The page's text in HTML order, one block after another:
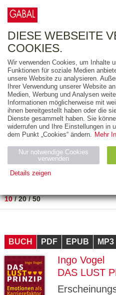
FREITEXT
AUSGABEART
AUS DER REIHE
ZUM THEMA
Neuerscheinung
PREIS
10/20/50
BUCH PDF EPUB MP3
Ingo Vogel
DAS LUST
DIESE WEBSEITE
COOKIES.
Wir verwenden Cookies, um Inhalte
Funktionen für soziale Medien
unsere Website zu analysieren.
Ihrer Verwendung unserer Website
Medien, Werbung und Analysen
Informationen möglicherweise mit
ihnen bereitgestellt haben oder die
Dienste gesammelt haben. Sie
widerrufen und Ihre Einstellungen in
dem Punkt „Cookies“ ändern. Mehr
Nur notwendige Cookies
verwenden
Details zeigen
Name Zweck
ESSION
_ID
verlag.
de
Session verwendet
GV_CO
OKIES
gabal-
Speichert den
Benutzers für
Domäne.